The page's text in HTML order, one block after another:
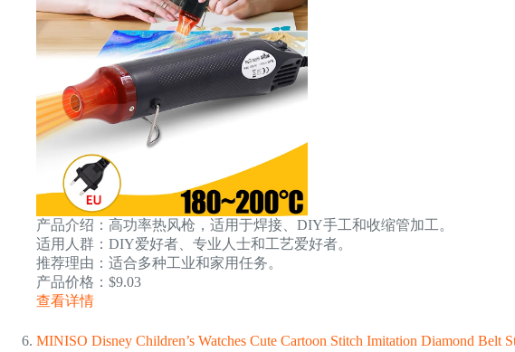
产品介绍：高功率热风枪，适用于焊接、DIY手工和收缩管加工。
适用人群：DIY爱好者、专业人士和工艺爱好者。
推荐理由：适合多种工业和家用任务。
产品价格：$9.03
查看详情
MINISO Disney Children’s Watches Cute Cartoon Stitch Imitation Diamond Belt